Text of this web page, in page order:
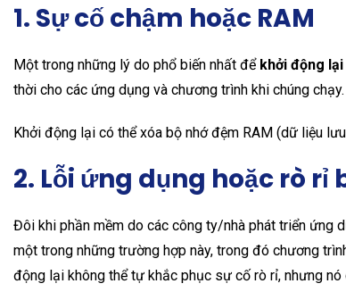
1. Sự cố chậm hoặc RAM
Một trong những lý do phổ biến nhất để khởi động
thời cho các ứng dụng và chương trình khi chúng chạy.
Khởi động lại có thể xóa bộ nhớ đệm RAM (dữ liệu
2. Lỗi ứng dụng hoặc rò rỉ
Đôi khi phần mềm do các công ty/nhà phát triển ứng
một trong những trường hợp này, trong đó chương
động lại không thể tự khắc phục sự cố rò rỉ, nhưng